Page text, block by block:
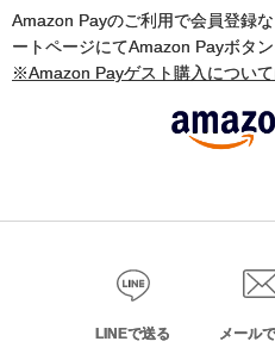
Amazon Payのご利用で会員登録
ートページにてAmazon Payボタ
※Amazon Payゲスト購入につい
LINEで送る メール